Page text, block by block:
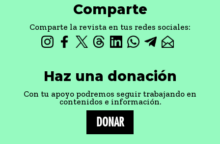
Comparte
Comparte la revista en tus redes sociales:
Haz una donación
Con tu apoyo podremos seguir trabajando en
contenidos e información.
DONAR